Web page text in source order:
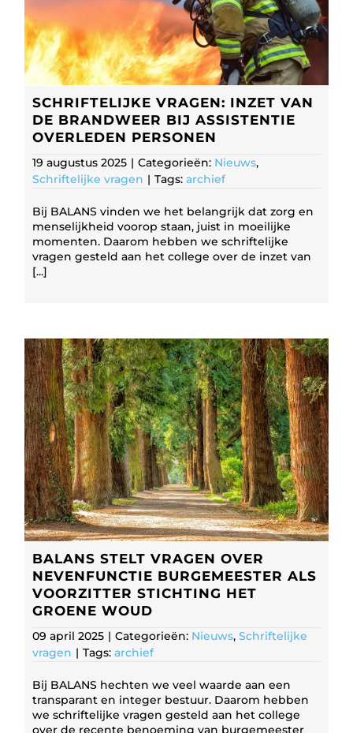
SCHRIFTELIJKE VRAGEN: INZET VAN
DE BRANDWEER BIJ ASSISTENTIE
OVERLEDEN PERSONEN
19 augustus 2025 | Categorieën: Nieuws,
Schriftelijke vragen | Tags: archief
Bij BALANS vinden we het belangrijk dat zorg en
menselijkheid voorop staan, juist in moeilijke
momenten. Daarom hebben we schriftelijke
vragen gesteld aan het college over de inzet van
[...]
BALANS STELT VRAGEN OVER
NEVENFUNCTIE BURGEMEESTER ALS
VOORZITTER STICHTING HET
GROENE WOUD
09 april 2025 | Categorieën: Nieuws, Schriftelijke
vragen | Tags: archief
Bij BALANS hechten we veel waarde aan een
transparant en integer bestuur. Daarom hebben
we schriftelijke vragen gesteld aan het college
over de recente benoeming van burgemeester